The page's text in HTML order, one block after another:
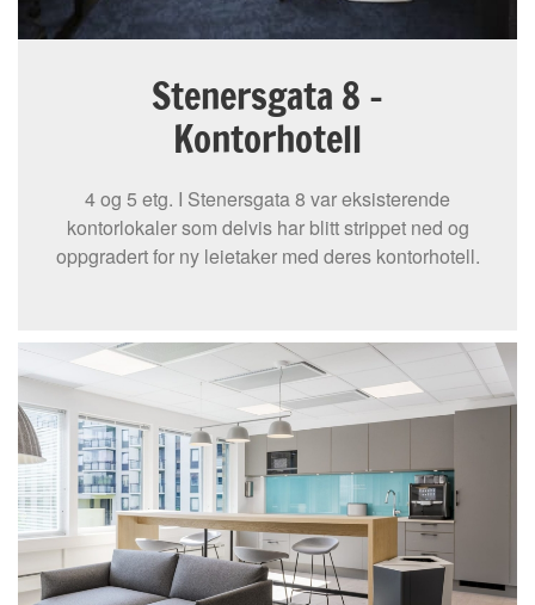
Stenersgata 8 -
Kontorhotell
4 og 5 etg. I Stenersgata 8 var eksisterende
kontorlokaler som delvis har blitt strippet ned og
oppgradert for ny leietaker med deres kontorhotell.